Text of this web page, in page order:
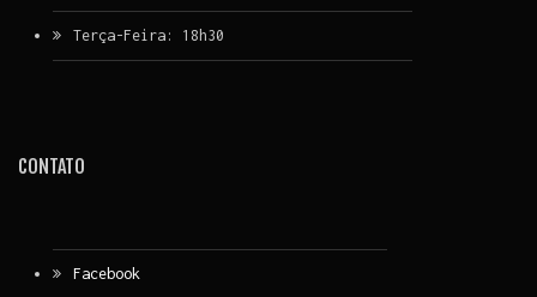
Terça-Feira: 18h30
CONTATO
Facebook